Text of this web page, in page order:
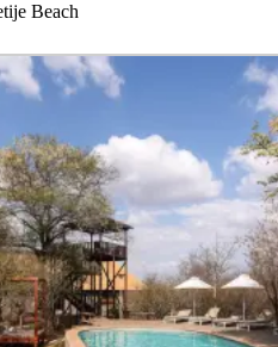
Beach